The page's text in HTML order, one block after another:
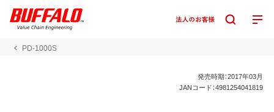
PD-1000S
発売時期：2017年03月
JANコード：4981254041819